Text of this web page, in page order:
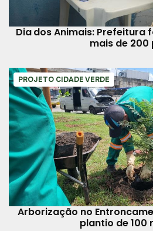
Dia dos Animais: Prefeitura
mais de 200
PROJETO CIDADE VERDE
Arborização no
plantio de 100